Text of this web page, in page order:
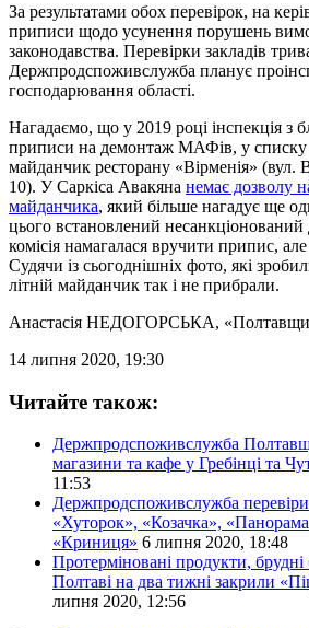
За результатами обох перевірок, на
приписи щодо усунення порушень
законодавства. Перевірки закладів
Держпродспоживслужба планує
господарювання області.
Нагадаємо, що у 2019 році інспекція з
приписи на демонтаж МАФів, у списку
майданчик ресторану «Вірменія» (вул.
10). У Саркіса Авакяна немає дозволу
майданчика, який більше нагадує ще
цього встановлений несанкціонований
комісія намагалася вручити припис,
Судячи із сьогоднішніх фото, які
літній майданчик так і не прибрали.
Анастасія НЕДОГОРСЬКА,
14 липня 2020, 19:30
Читайте також:
Держпродспоживслужба
магазини та кафе у Гребінці та
11:53
Держпродспоживслужба
«Хуторок», «Козачка»,
«Криниця» 6 липня 2020, 18:48
Протерміновані продукти,
Полтаві на два тижні закрили
липня 2020, 12:56